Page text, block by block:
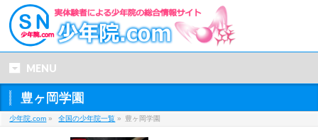
MENU
豊ヶ岡学園
少年院.com » 全国の少年院一覧 » 豊ヶ岡学園